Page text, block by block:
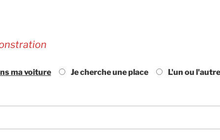
ma voiture Je cherche une place L'un ou l'autre